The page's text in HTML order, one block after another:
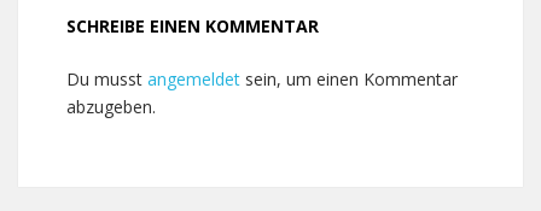
SCHREIBE EINEN KOMMENTAR
Du musst angemeldet sein, um einen Kommentar
abzugeben.